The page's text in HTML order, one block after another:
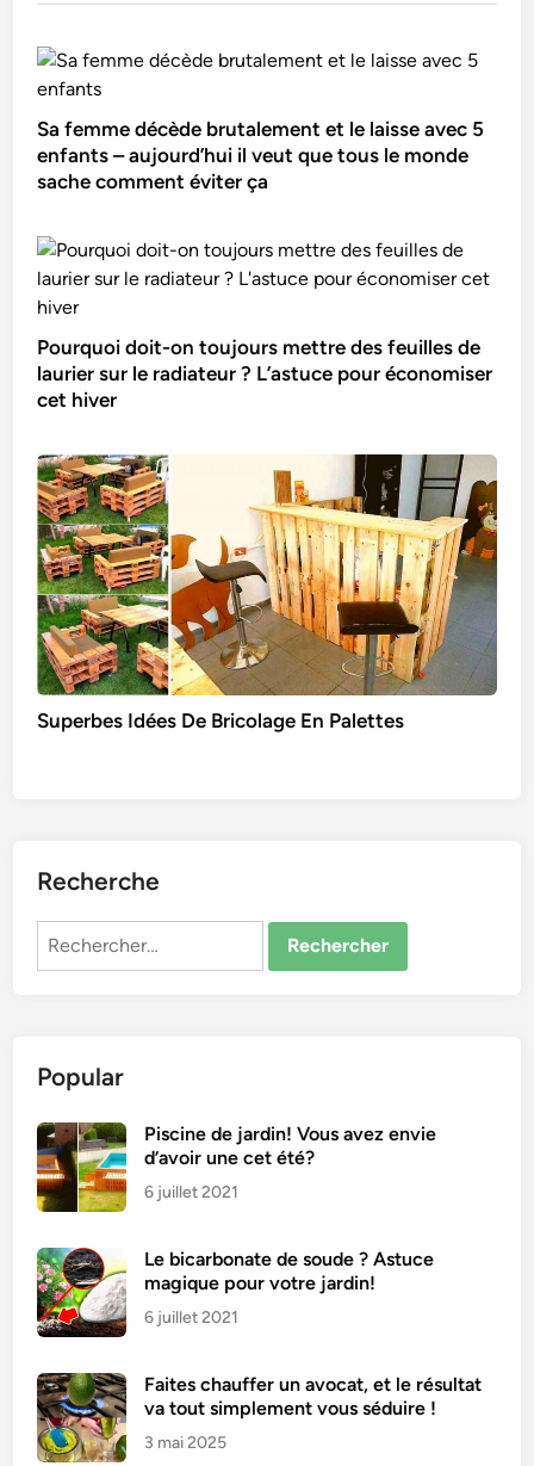
Sa femme décède brutalement et le laisse avec 5
enfants – aujourd’hui il veut que tous le monde
sache comment éviter ça
Pourquoi doit-on toujours mettre des feuilles de
laurier sur le radiateur ? L’astuce pour économiser
cet hiver
Superbes Idées De Bricolage En Palettes
Recherche
Rechercher :
Popular
Piscine de jardin! Vous avez envie
d’avoir une cet été?
6 juillet 2021
Le bicarbonate de soude ? Astuce
magique pour votre jardin!
6 juillet 2021
Faites chauffer un avocat, et le résultat
va tout simplement vous séduire !
3 mai 2025